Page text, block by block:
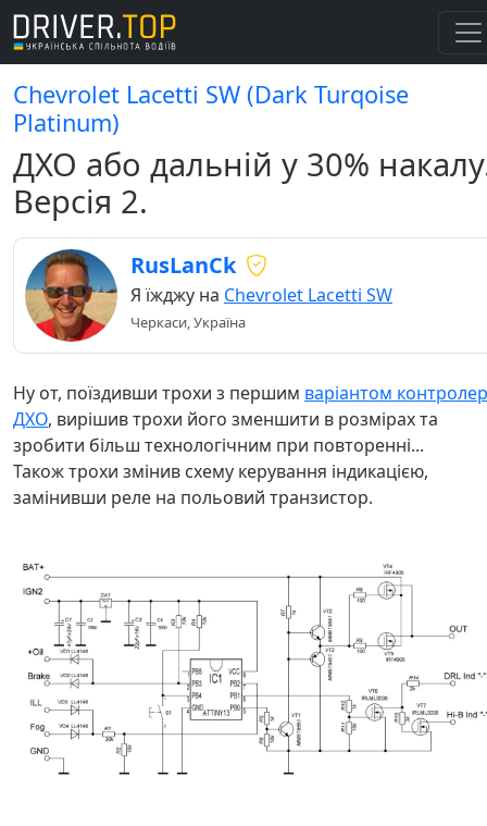
Chevrolet Lacetti SW (Dark Turqoise
Platinum)
ДХО або дальній у 30%
Версія 2.
RusLanCk
Я їжджу на Chevrolet Lacetti SW
Черкаси, Україна
Ну от, поїздивши трохи з першим варіантом
ДХО, вирішив трохи його зменшити в розмірах та
зробити більш технологічним при повторенні...
Також трохи змінив схему керування індикацією,
замінивши реле на польовий транзистор.